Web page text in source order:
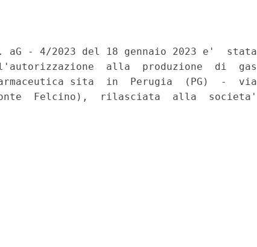
aG - 4/2023 del 18 gennaio 2023 e'  stata
alla  produzione  di  gas
sita  in  Perugia  (PG)  -  via
Felcino),  rilasciata  alla  societa'